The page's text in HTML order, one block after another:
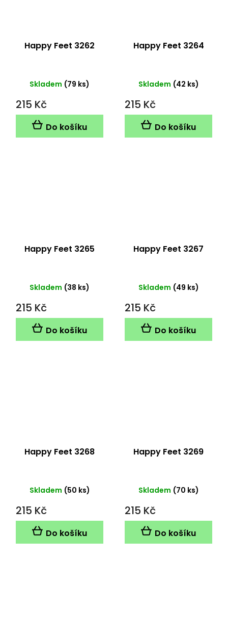
Happy Feet 3262
Skladem (79 ks)
215 Kč
Do košíku
Happy Feet 3264
Skladem (42 ks)
215 Kč
Do košíku
Happy Feet 3265
Skladem (38 ks)
215 Kč
Do košíku
Happy Feet 3267
Skladem (49 ks)
215 Kč
Do košíku
Happy Feet 3268
Skladem (50 ks)
215 Kč
Do košíku
Happy Feet 3269
Skladem (70 ks)
215 Kč
Do košíku